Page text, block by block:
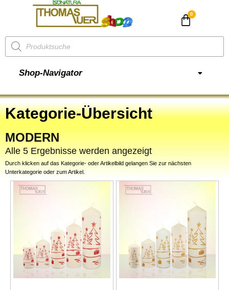
Shop-Navigator
Kategorie-Übersicht
MODERN
Alle 5 Ergebnisse werden angezeigt
Durch klicken auf das Kategorie- oder Artikelbild gelangen Sie zur nächsten
Unterkategorie oder zum Artikel.